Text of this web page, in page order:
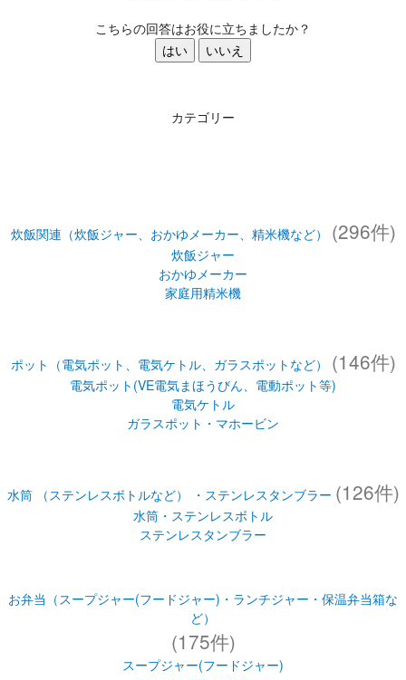
こちらの回答はお役に立ちましたか？
はい
いいえ
カテゴリー
炊飯関連（炊飯ジャー、おかゆメーカー、精米機など） (296件)
炊飯ジャー
おかゆメーカー
家庭用精米機
ポット（電気ポット、電気ケトル、ガラスポットなど） (146件)
電気ポット(VE電気まほうびん、電動ポット等)
電気ケトル
ガラスポット・マホービン
水筒 （ステンレスボトルなど） ・ステンレスタンブラー (126件)
水筒・ステンレスボトル
ステンレスタンブラー
お弁当（スープジャー(フードジャー)・ランチジャー・保温弁当箱な
ど）
(175件)
スープジャー(フードジャー)